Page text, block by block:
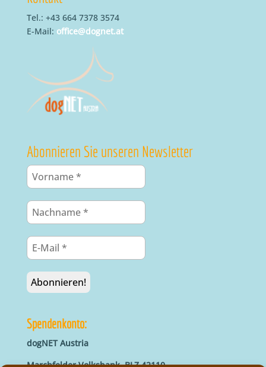
Tel.: +43 664 7378 3574
E-Mail: office@dognet.at
Abonnieren Sie unseren Newsletter
Spendenkonto:
dogNET Austria